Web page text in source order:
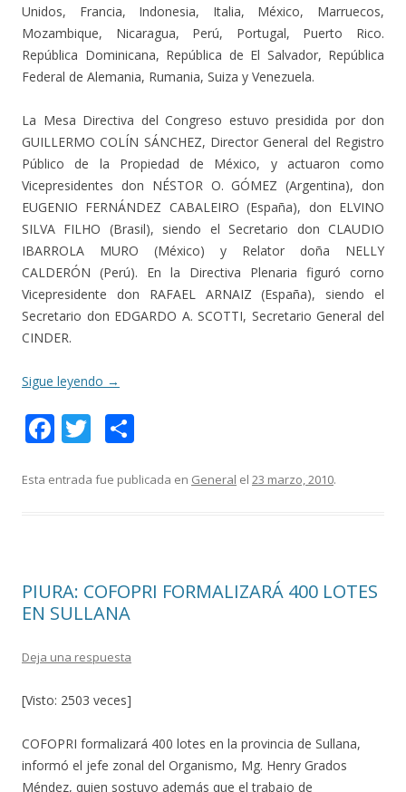
Unidos, Francia, Indonesia, Italia, México, Marruecos,
Mozambique, Nicaragua, Perú, Portugal, Puerto Rico.
República Dominicana, República de El Salvador, República
Federal de Alemania, Rumania, Suiza y Venezuela.
La Mesa Directiva del Congreso estuvo presidida por don
GUILLERMO COLÍN SÁNCHEZ, Director General del Registro
Público de la Propiedad de México, y actuaron como
Vicepresidentes don NÉSTOR O. GÓMEZ (Argentina), don
EUGENIO FERNÁNDEZ CABALEIRO (España), don ELVINO
SILVA FILHO (Brasil), siendo el Secretario don CLAUDIO
IBARROLA MURO (México) y Relator doña NELLY
CALDERÓN (Perú). En la Directiva Plenaria figuró corno
Vicepresidente don RAFAEL ARNAIZ (España), siendo el
Secretario don EDGARDO A. SCOTTI, Secretario General del
CINDER.
Sigue leyendo →
F
e
k
T
itt m
r
Esta entrada fue publicada en General el 23 marzo, 2010.
PIURA: COFOPRI FORMALIZARÁ 400 LOTES
EN SULLANA
Deja una respuesta
[Visto: 2503 veces]
COFOPRI formalizará 400 lotes en la provincia de Sullana,
informó el jefe zonal del Organismo, Mg. Henry Grados
Méndez, quien sostuvo además que el trabajo de